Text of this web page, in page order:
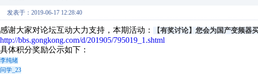
发表于：2019-06-17 12:28:40
感谢大家对论坛互动大力支持，本期活动： 【有奖讨论】您会为国产变频器
http://bbs.gongkong.com/d/201905/795019_1.shtml
具体积分奖励公示如下：
李纯绪
问学_23